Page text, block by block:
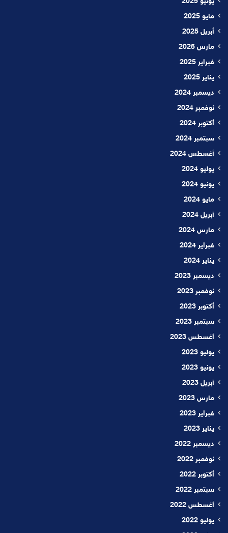
مايو 2025
أبريل 2025
مارس 2025
فبراير 2025
يناير 2025
ديسمبر 2024
نوفمبر 2024
أكتوبر 2024
سبتمبر 2024
أغسطس 2024
يوليو 2024
يونيو 2024
مايو 2024
أبريل 2024
مارس 2024
فبراير 2024
يناير 2024
ديسمبر 2023
نوفمبر 2023
أكتوبر 2023
سبتمبر 2023
أغسطس 2023
يوليو 2023
يونيو 2023
أبريل 2023
مارس 2023
فبراير 2023
يناير 2023
ديسمبر 2022
نوفمبر 2022
أكتوبر 2022
سبتمبر 2022
أغسطس 2022
يوليو 2022